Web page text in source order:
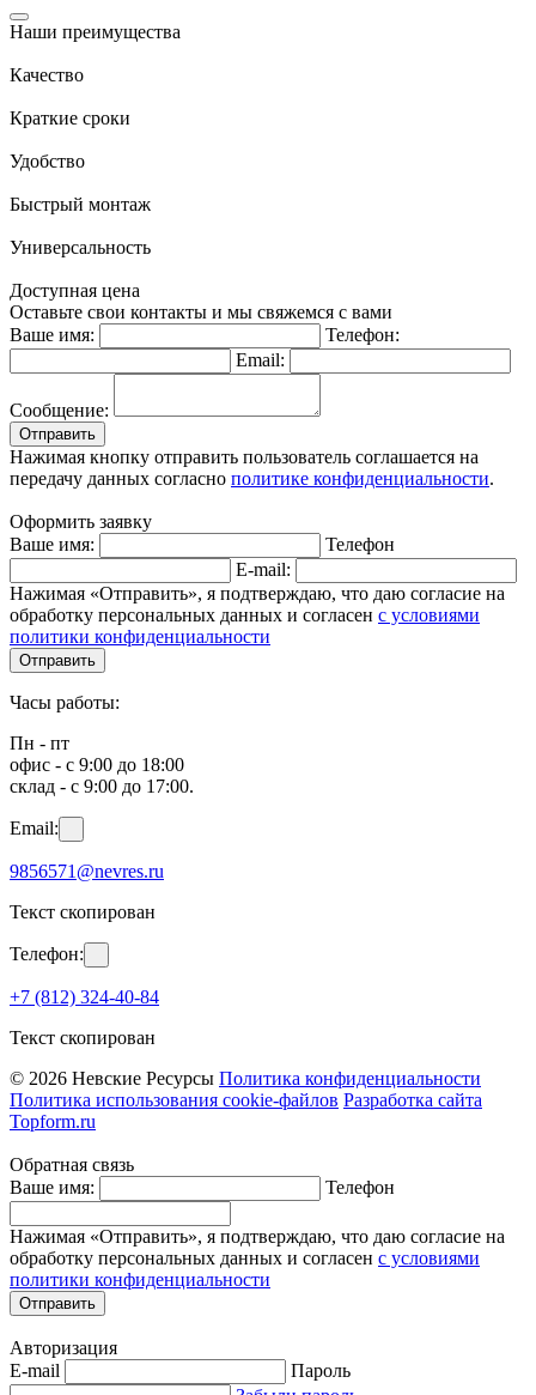
Наши преимущества
Качество
Краткие сроки
Удобство
Быстрый монтаж
Универсальность
Доступная цена
Оставьте свои контакты и мы свяжемся с вами
Ваше имя:
Телефон:
Email:
Сообщение:
Отправить
Нажимая кнопку отправить пользователь соглашается на
передачу данных согласно политике конфиденциальности.
Оформить заявку
Ваше имя:
Телефон
E-mail:
Нажимая «Отправить», я подтверждаю, что даю согласие на
обработку персональных данных и согласен с условиями
политики конфиденциальности
Отправить
Часы работы:
Пн - пт
офис - с 9:00 до 18:00
склад - с 9:00 до 17:00.
Email:
9856571@nevres.ru
Текст скопирован
Телефон:
+7 (812) 324-40-84
Текст скопирован
© 2026 Невские Ресурсы Политика конфиденциальности
Политика использования cookie-файлов Разработка сайта
Topform.ru
Обратная связь
Ваше имя:
Телефон
Нажимая «Отправить», я подтверждаю, что даю согласие на
обработку персональных данных и согласен с условиями
политики конфиденциальности
Отправить
Авторизация
E-mail
Пароль